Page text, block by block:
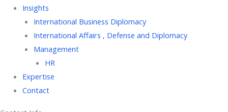
Insights
International Business Diplomacy
International Affairs , Defense and Diplomacy
Management
HR
Expertise
Contact